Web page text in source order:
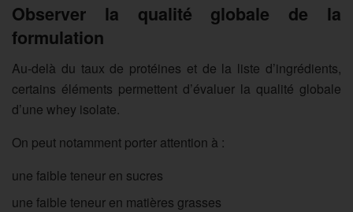
Observer la qualité globale de la
formulation
Au-delà du taux de protéines et de la liste d’ingrédients,
certains éléments permettent d’évaluer la qualité globale
d’une whey isolate.
On peut notamment porter attention à :
une faible teneur en sucres
une faible teneur en matières grasses